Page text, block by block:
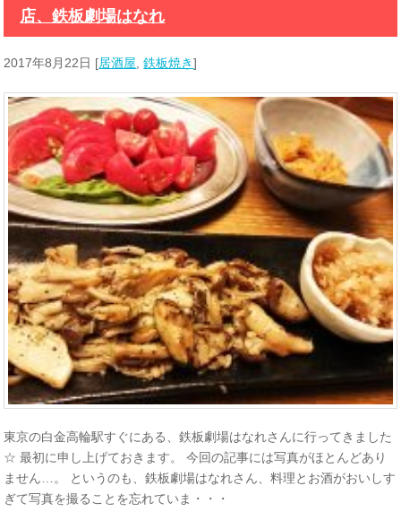
店、鉄板劇場はなれ
2017年8月22日 [居酒屋 ,鉄板焼き]
東京の白金高輪駅すぐにある、鉄板劇場はなれさんに行ってきました
☆ 最初に申し上げておきます。 今回の記事には写真がほとんどあり
ません…。 というのも、鉄板劇場はなれさん、料理とお酒がおいしす
ぎて写真を撮ることを忘れていま・・・